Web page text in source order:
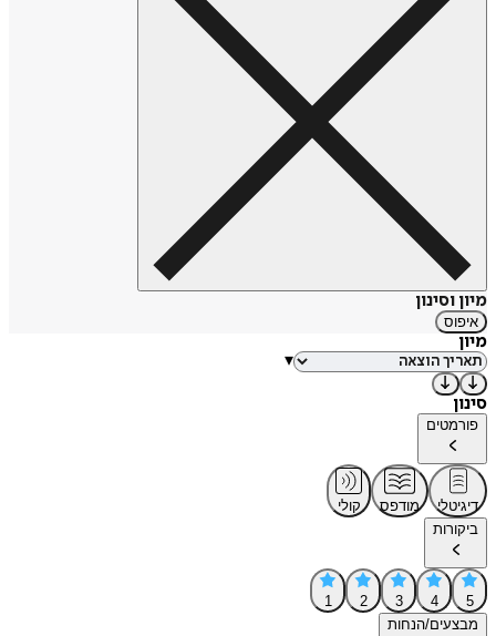
מיון וסינון
איפוס
מיון
▾
סינון
פורמטים
דיגיטלי מודפס
קולי
ביקורות
5
4
3
2
1
מבצעים/הנחות